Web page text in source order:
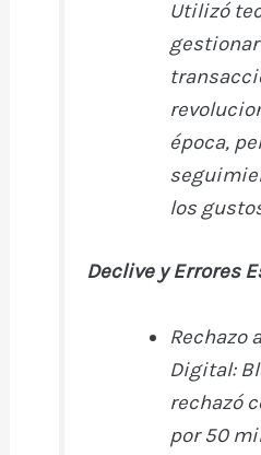
Utilizó
época,
los
Declive y Errores
Rechazo
Digital:
rechazó
por 50